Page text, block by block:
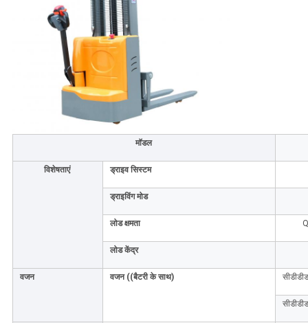
मॉडल
विशेषताएं ड्राइव सिस्टम
ड्राइविंग मोड
लोड क्षमता Q
लोड केंद्र
वजन वजन ((बैटरी के साथ)